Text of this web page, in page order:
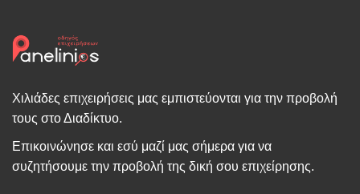
Χιλιάδες επιχειρήσεις μας εμπιστεύονται για την προβολή
τους στο Διαδίκτυο.
Επικοινώνησε και εσύ μαζί μας σήμερα για να
συζητήσουμε την προβολή της δική σου επιχείρησης.